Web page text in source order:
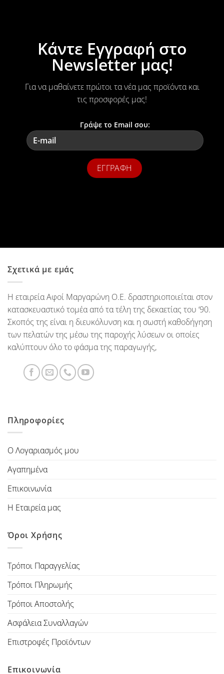
Κάντε Εγγραφή στο
Newsletter μας!
Για να μαθαίνετε πρώτοι τα νέα μας προϊόντα και
τις προσφορές μας!
Γράψε το Email σου:
Σχετικά με εμάς
Η εταιρεία Αφοί Μαργαρώνη Ο.Ε. δραστηριοποιείται στον
κατασκευαστικό τομέα από τα τέλη της δεκαετίας του ‘90.
Σκοπός της είναι η διευκόλυνση και η σωστή καθοδήγηση
των πελατών της μέσω της παροχής λύσεων οι οποίες
καλύπτουν όλο το φάσμα της παραγωγής,
Πληροφορίες
Ο Λογαριασμός μου
Αγαπημένα
Επικοινωνία
Η Εταιρεία μας
Όροι Χρήσης
Τρόποι Παραγγελίας
Τρόποι Πληρωμής
Τρόποι Αποστολής
Ασφάλεια Συναλλαγών
Επιστροφές Προϊόντων
Επικοινωνία